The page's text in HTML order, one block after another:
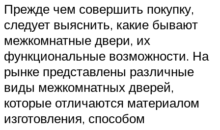
Прежде чем совершить покупку,
следует выяснить, какие бывают
межкомнатные двери, их
функциональные возможности. На
рынке представлены различные
виды межкомнатных дверей,
которые отличаются материалом
изготовления, способом